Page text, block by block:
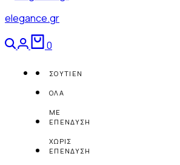
elegance.gr
Αναζήτηση
Login
0
ΣΟΥΤΙΕΝ
ΟΛΑ
ΜΕ
ΕΠΕΝΔΥΣΗ
ΧΩΡΙΣ
ΕΠΕΝΔΥΣΗ